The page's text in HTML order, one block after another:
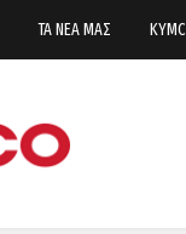
ΤΑ ΝΕΑ ΜΑΣ